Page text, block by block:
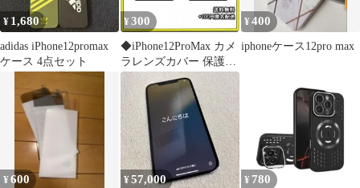
¥ 1,680
adidas iPhone12promax
ケース 4点セット
¥ 300
◆iPhone12ProMax カメ
ラレンズカバー 保護フ
ィルム 2枚
¥400
iphoneケース12pro max
¥600 ¥57,000 ¥ 780